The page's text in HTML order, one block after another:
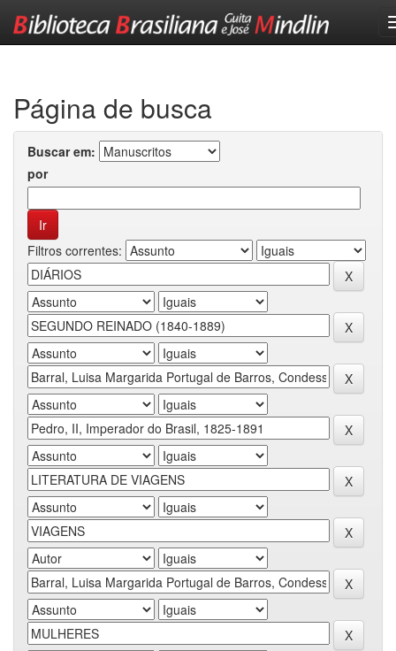
Página de busca
Buscar em:
por
Filtros correntes: